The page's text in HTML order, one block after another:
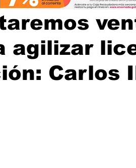
Bahía de los Ángeles, BC
California Ciencia & Tech
agilizar
Carlos